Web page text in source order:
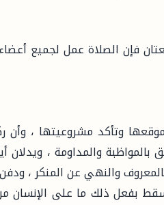
فإن الصلاة عمل لجميع
وتأكد مشروعيتها ، وأن
والمداومة ،
والنهي عن المنكر ،
بفعل ذلك ما على الإنسان